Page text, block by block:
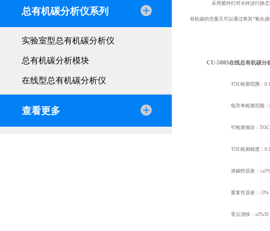
总有机碳分析仪系列
实验室型总有机碳分析仪
总有机碳分析模块
在线型总有机碳分析仪
查看更多
采用紫外灯对水样进行静态
有机碳的含量又可以通过将其*氧化成
CU-500S在线总有机碳分
TOC检测范围：
电导率检测范围：
可检测项目：
TOC检测精度：
准确性误差：
重复性误差：≤3%
零点漂移：±2%/D